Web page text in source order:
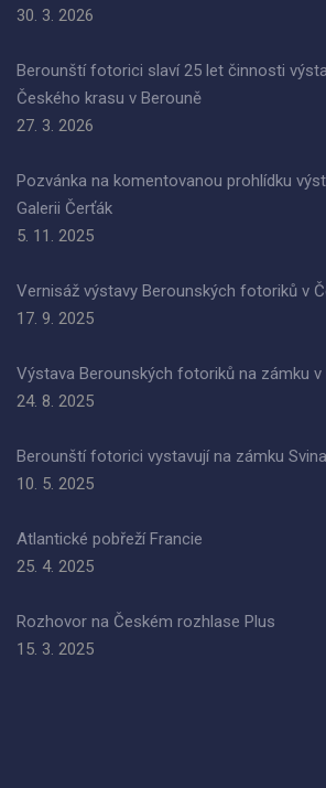
30. 3. 2026
Berounští fotorici slaví 25 let činnosti
Českého krasu v Berouně
27. 3. 2026
Pozvánka na komentovanou prohlídku
Galerii Čerťák
5. 11. 2025
Vernisáž výstavy Berounských fotoriků v
17. 9. 2025
Výstava Berounských fotoriků na zámku v
24. 8. 2025
Berounští fotorici vystavují na zámku
10. 5. 2025
Atlantické pobřeží Francie
25. 4. 2025
Rozhovor na Českém rozhlase Plus
15. 3. 2025